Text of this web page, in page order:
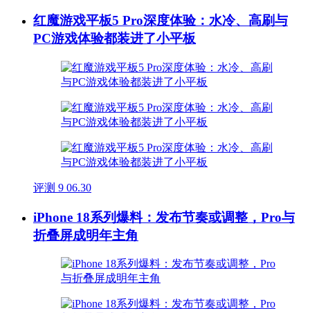
红魔游戏平板5 Pro深度体验：水冷、高刷与
PC游戏体验都装进了小平板
评测 9 06.30
iPhone 18系列爆料：发布节奏或调整，Pro与
折叠屏成明年主角